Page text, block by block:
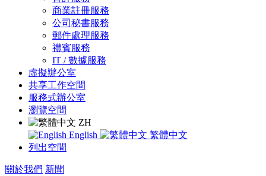
商業註冊服務
公司秘書服務
郵件處理服務
禮賓服務
IT / 數據服務
虛擬辦公室
共享工作空間
服務式辦公室
瀏覽空間
ZH
English
繁體中文
列出空間
關於我們 新聞